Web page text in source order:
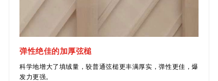
弹性绝佳的加厚弦槌
科学地增大了填绒量，较普通弦槌更丰满厚实，弹性更佳，爆
发力更强。